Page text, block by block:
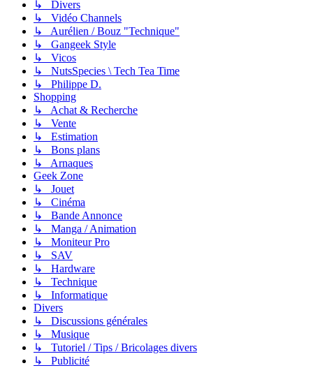
↳ Divers
↳ Vidéo Channels
↳ Aurélien / Bouz "Technique"
↳ Gangeek Style
↳ Vicos
↳ NutsSpecies \ Tech Tea Time
↳ Philippe D.
Shopping
↳ Achat & Recherche
↳ Vente
↳ Estimation
↳ Bons plans
↳ Arnaques
Geek Zone
↳ Jouet
↳ Cinéma
↳ Bande Annonce
↳ Manga / Animation
↳ Moniteur Pro
↳ SAV
↳ Hardware
↳ Technique
↳ Informatique
Divers
↳ Discussions générales
↳ Musique
↳ Tutoriel / Tips / Bricolages divers
↳ Publicité